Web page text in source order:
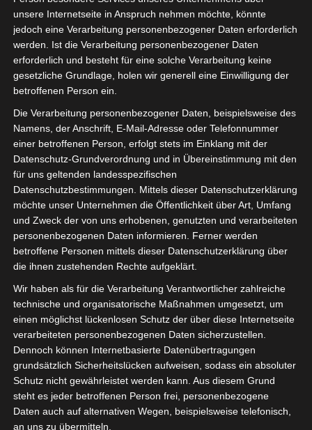
Schulträger und Entscheider
« Alle Veranstaltungen
Diese Veranstaltung hat bereits stattgefunden.
WLAN, Firewall und Co. – Lösungen für
die digitale Schule von morgen – Das
Webinar für Lehrer, Schulträger und
Entscheider
17. August 2020 13:00- 14:00
Egal ob WLAN, Firewalltechnologie oder andere Aspekte
der Digitalisierung von Bildungseinrichtungen und
Schulen. In diesem Webinar informieren wir Sie über
aktuelle Themen rund um die digitale Ausstattung von
Bildungseinrichtungen.
Themen:
– Der DigitalPakt – Voraussetzungen und Hürden beim
Abrufen finanzieller Mittel aus dem DigitalPakt Schule
unsere Internetseite in Anspruch nehmen möchte, könnte
jedoch eine Verarbeitung personenbezogener Daten erforderlich
werden. Ist die Verarbeitung personenbezogener Daten
erforderlich und besteht für eine solche Verarbeitung keine
gesetzliche Grundlage, holen wir generell eine Einwilligung der
betroffenen Person ein.
Die Verarbeitung personenbezogener Daten, beispielsweise des
Namens, der Anschrift, E-Mail-Adresse oder Telefonnummer
einer betroffenen Person, erfolgt stets im Einklang mit der
Datenschutz-Grundverordnung und in Übereinstimmung mit den
für uns geltenden landesspezifischen
Datenschutzbestimmungen. Mittels dieser Datenschutzerklärung
möchte unser Unternehmen die Öffentlichkeit über Art, Umfang
und Zweck der von uns erhobenen, genutzten und verarbeiteten
personenbezogenen Daten informieren. Ferner werden
betroffene Personen mittels dieser Datenschutzerklärung über
die ihnen zustehenden Rechte aufgeklärt.
Wir haben als für die Verarbeitung Verantwortlicher zahlreiche
technische und organisatorische Maßnahmen umgesetzt, um
einen möglichst lückenlosen Schutz der über diese Internetseite
verarbeiteten personenbezogenen Daten sicherzustellen.
Dennoch können Internetbasierte Datenübertragungen
grundsätzlich Sicherheitslücken aufweisen, sodass ein absoluter
Schutz nicht gewährleistet werden kann. Aus diesem Grund
steht es jeder betroffenen Person frei, personenbezogene
Daten auch auf alternativen Wegen, beispielsweise telefonisch,
an uns zu übermitteln.